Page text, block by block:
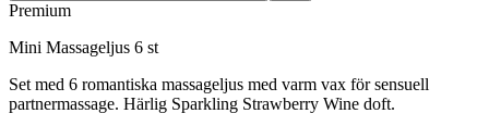
Premium
Mini Massageljus 6 st
Set med 6 romantiska massageljus med varm vax för sensuell
partnermassage. Härlig Sparkling Strawberry Wine doft.